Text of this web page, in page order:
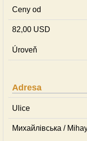
Ceny od
82,00 USD
Úroveň
Adresa
Ulice
Михайлівська /